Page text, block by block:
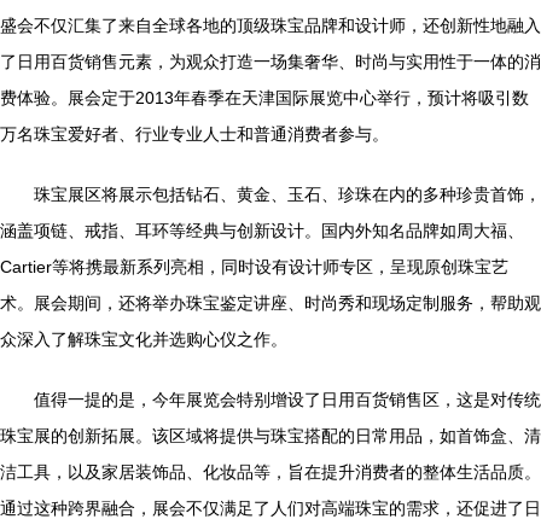
盛会不仅汇集了来自全球各地的顶级珠宝品牌和设计师，还创新性地融入
了日用百货销售元素，为观众打造一场集奢华、时尚与实用性于一体的消
费体验。展会定于2013年春季在天津国际展览中心举行，预计将吸引数
万名珠宝爱好者、行业专业人士和普通消费者参与。
珠宝展区将展示包括钻石、黄金、玉石、珍珠在内的多种珍贵首饰，
涵盖项链、戒指、耳环等经典与创新设计。国内外知名品牌如周大福、
Cartier等将携最新系列亮相，同时设有设计师专区，呈现原创珠宝艺
术。展会期间，还将举办珠宝鉴定讲座、时尚秀和现场定制服务，帮助观
众深入了解珠宝文化并选购心仪之作。
值得一提的是，今年展览会特别增设了日用百货销售区，这是对传统
珠宝展的创新拓展。该区域将提供与珠宝搭配的日常用品，如首饰盒、清
洁工具，以及家居装饰品、化妆品等，旨在提升消费者的整体生活品质。
通过这种跨界融合，展会不仅满足了人们对高端珠宝的需求，还促进了日